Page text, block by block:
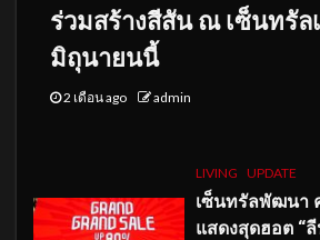
ร่วมสร้างสีสัน ณ เซ็นทรัล
มิถุนายนนี้
2 เดือน ago admin
LIVING UPDATE
เซ็นทรัลพัฒนา
แสดงสุดฮอต “